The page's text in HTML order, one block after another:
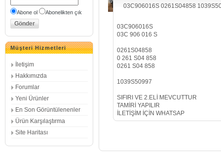
Abone ol Abonelikten çık
Müşteri Hizmetleri
İletişim
Hakkımızda
Forumlar
Yeni Ürünler
En Son Görüntülenenler
Ürün Karşılaştırma
Site Haritası
03C906016S 0261S04858
03C906016S
03C 906 016 S
0261S04858
0 261 S04 858
0261 S04 858
1039S50997
SIFIRI VE 2.ELİ MEVCUTTUR
TAMİRİ YAPILIR
İLETİŞİM İÇİN WHATSAP